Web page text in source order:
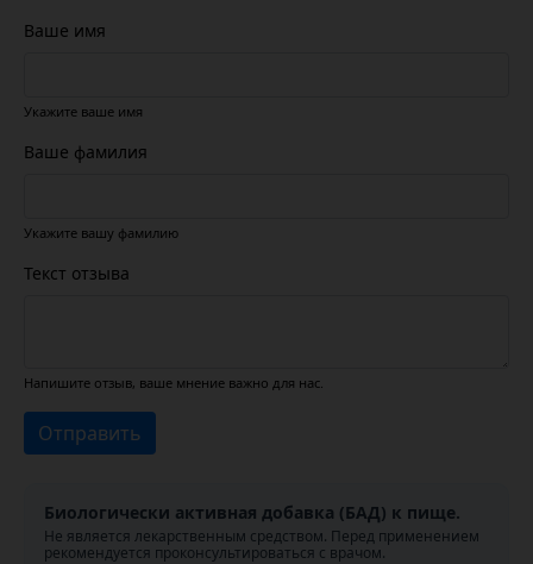
Ваше имя
Укажите ваше имя
Ваше фамилия
Укажите вашу фамилию
Текст отзыва
Напишите отзыв, ваше мнение важно для нас.
Отправить
Биологически активная добавка (БАД) к пище.
Не является лекарственным средством. Перед применением
рекомендуется проконсультироваться с врачом.